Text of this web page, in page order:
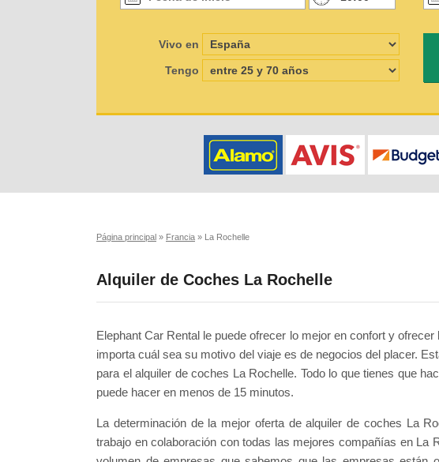
Vivo en
Tengo
Página principal » Francia » La Rochelle
Alquiler de Coches La Rochelle
Elephant Car Rental le puede ofrecer lo mejor en confort y
importa cuál sea su motivo del viaje es de negocios del placer.
para el alquiler de coches La Rochelle. Todo lo que tienes que
puede hacer en menos de 15 minutos.
La determinación de la mejor oferta de alquiler de coches La
trabajo en colaboración con todas las mejores compañías en La